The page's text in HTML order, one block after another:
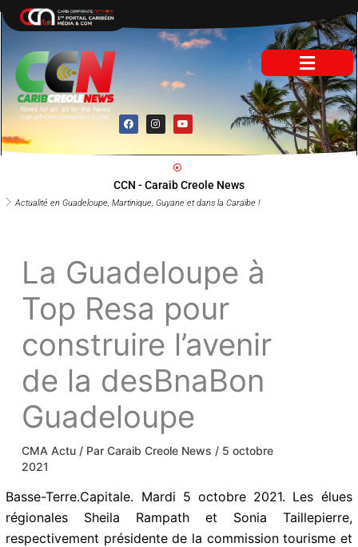
au
F
a
c
b
k
I
n
s
a
a
Y
o
u
u
Actualité en Guadeloupe, Martinique, Guyane et dans la Caraïbe !
CCN - Caraib Creole News
La Guadeloupe à
Top Resa pour
construire l’avenir
de la desBnaBon
Guadeloupe
CMA Actu / ParCaraib Creole News / 5 octobre
2021
Basse-Terre.Capitale. Mardi 5 octobre 2021. Les élues
régionales Sheila Rampath et Sonia Taillepierre,
respectivement présidente de la commission tourisme et